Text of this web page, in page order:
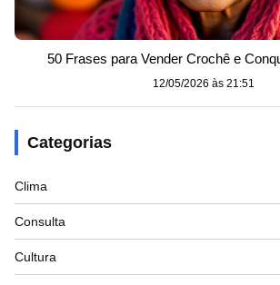
50 Frases para Vender Crochê e
12/05/2026 às 21:51
Categorias
Clima
Consulta
Cultura